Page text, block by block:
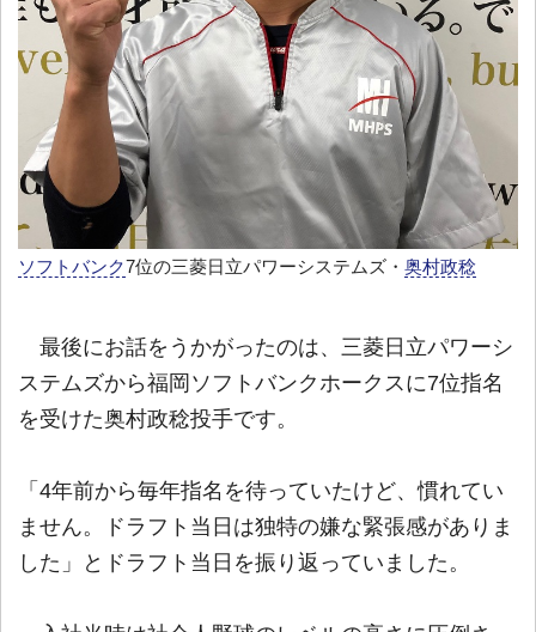
ソフトバンク7位の三菱日立パワーシステムズ・ 奥村政稔
最後にお話をうかがったのは、三菱日立パワーシ
ステムズから福岡ソフトバンクホークスに7位指名
を受けた奥村政稔投手です。
「4年前から毎年指名を待っていたけど、慣れてい
ません。ドラフト当日は独特の嫌な緊張感がありま
した」とドラフト当日を振り返っていました。